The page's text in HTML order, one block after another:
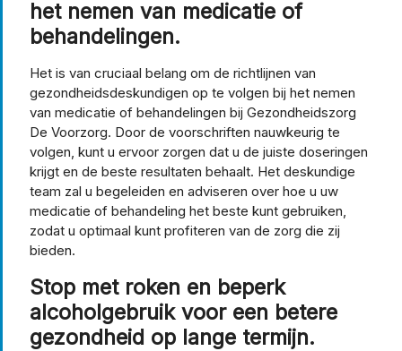
het nemen van medicatie of
behandelingen.
Het is van cruciaal belang om de richtlijnen van
gezondheidsdeskundigen op te volgen bij het nemen
van medicatie of behandelingen bij Gezondheidszorg
De Voorzorg. Door de voorschriften nauwkeurig te
volgen, kunt u ervoor zorgen dat u de juiste doseringen
krijgt en de beste resultaten behaalt. Het deskundige
team zal u begeleiden en adviseren over hoe u uw
medicatie of behandeling het beste kunt gebruiken,
zodat u optimaal kunt profiteren van de zorg die zij
bieden.
Stop met roken en beperk
alcoholgebruik voor een betere
gezondheid op lange termijn.